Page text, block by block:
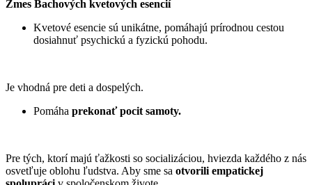
Zmes Bachových kvetových esencií
Kvetové esencie sú unikátne, pomáhajú prírodnou cestou
dosiahnuť psychickú a fyzickú pohodu.
Je vhodná pre deti a dospelých.
Pomáha prekonať pocit samoty.
Pre tých, ktorí majú ťažkosti so socializáciou, hviezda každého z nás
osvetľuje oblohu ľudstva. Aby sme sa otvorili empatickej